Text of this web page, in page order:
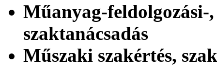
Műanyag-
szaktanácsadás
Műszaki szakértés,